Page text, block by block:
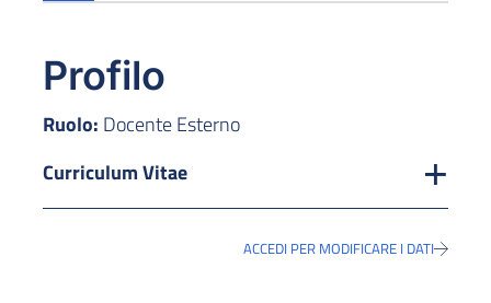
Profilo
Ruolo: Docente Esterno
Curriculum Vitae
ACCEDI PER MODIFICARE I DATI